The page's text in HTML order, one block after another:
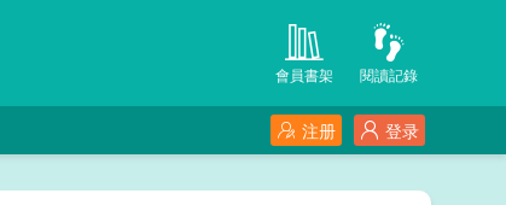
閱讀記錄
會員書架
登录
注册